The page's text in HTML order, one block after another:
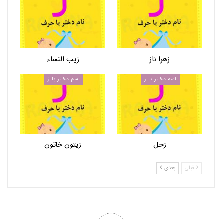
زهرا ناز زیب النساء
اسم دختر با ز
زحل
اسم دختر با ز
زیتون خاتون
قبلی بعدی